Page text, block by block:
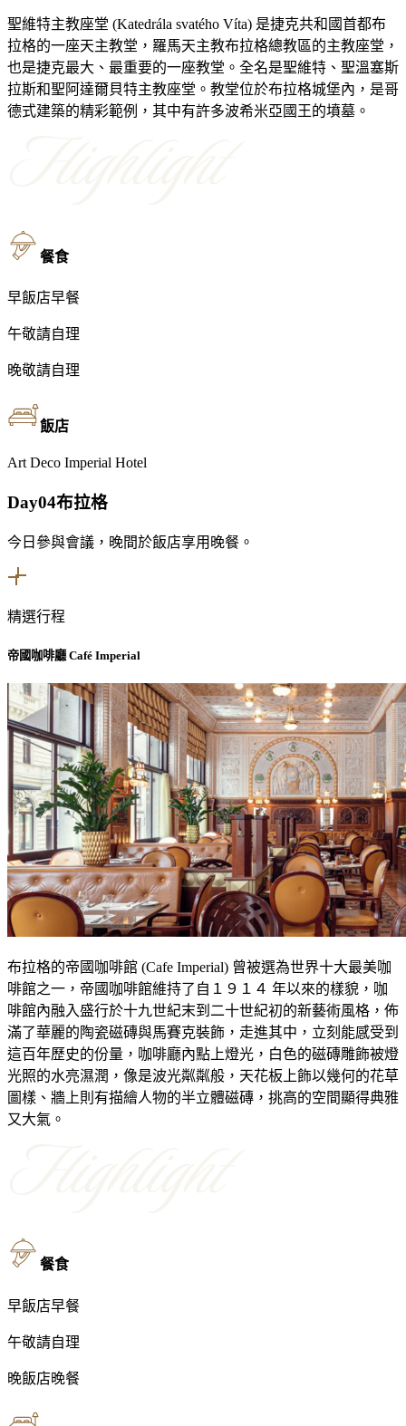
聖維特主教座堂 (Katedrála svatého Víta) 是捷克共和國首都布
拉格的一座天主教堂，羅馬天主教布拉格總教區的主教座堂，
也是捷克最大、最重要的一座教堂。全名是聖維特、聖溫塞斯
拉斯和聖阿達爾貝特主教座堂。教堂位於布拉格城堡內，是哥
德式建築的精彩範例，其中有許多波希米亞國王的墳墓。
餐食
早飯店早餐
午敬請自理
晚敬請自理
飯店
Art Deco Imperial Hotel
Day04布拉格
今日參與會議，晚間於飯店享用晚餐。
精選行程
帝國咖啡廳 Café Imperial
布拉格的帝國咖啡館 (Cafe Imperial) 曾被選為世界十大最美咖
啡館之一，帝國咖啡館維持了自１９１４ 年以來的樣貌，咖
啡館內融入盛行於十九世紀末到二十世紀初的新藝術風格，佈
滿了華麗的陶瓷磁磚與馬賽克裝飾，走進其中，立刻能感受到
這百年歷史的份量，咖啡廳內點上燈光，白色的磁磚雕飾被燈
光照的水亮濕潤，像是波光粼粼般，天花板上飾以幾何的花草
圖樣、牆上則有描繪人物的半立體磁磚，挑高的空間顯得典雅
又大氣。
餐食
早飯店早餐
午敬請自理
晚飯店晚餐